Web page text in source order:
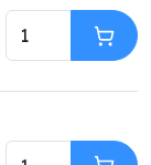
In